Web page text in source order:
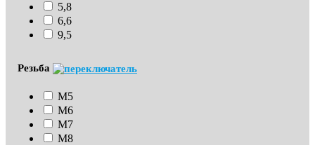
5,8
6,6
9,5
Резьба
М5
М6
М7
М8